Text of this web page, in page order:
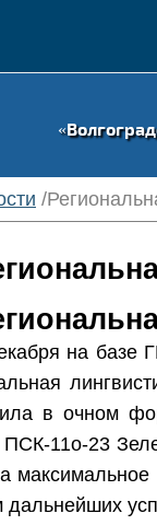
/
на базе
в очном
ПСК-11о-23
дальнейших